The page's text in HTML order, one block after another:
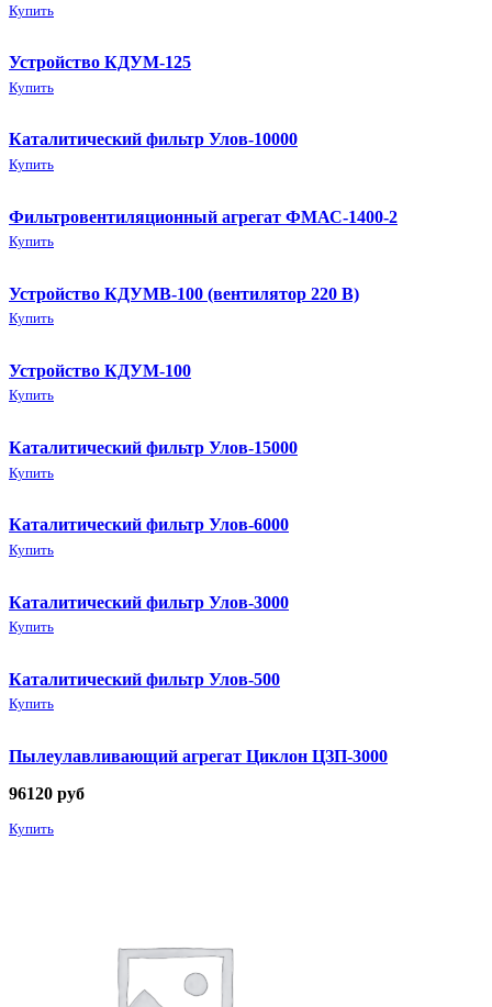
Купить
Устройство КДУМ-125
Купить
Каталитический фильтр Улов-10000
Купить
Фильтровентиляционный агрегат ФМАС-1400-2
Купить
Устройство КДУМВ-100 (вентилятор 220 В)
Купить
Устройство КДУМ-100
Купить
Каталитический фильтр Улов-15000
Купить
Каталитический фильтр Улов-6000
Купить
Каталитический фильтр Улов-3000
Купить
Каталитический фильтр Улов-500
Купить
Пылеулавливающий агрегат Циклон ЦЗП-3000
96120 руб
Купить